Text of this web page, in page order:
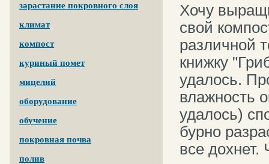
зарастание покровного слоя
климат
компост
куриный помет
мицелий
оборудование
обучение
покровная почва
полив
Хочу
свой
различной
книжку
удалось.
влажность
удалось)
бурно
все дохнет.